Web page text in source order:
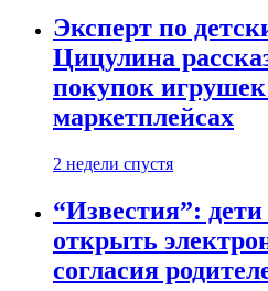
Эксперт по
Цицулина
покупок
маркетплейсах
2 недели спустя
“Известия”:
открыть
согласия